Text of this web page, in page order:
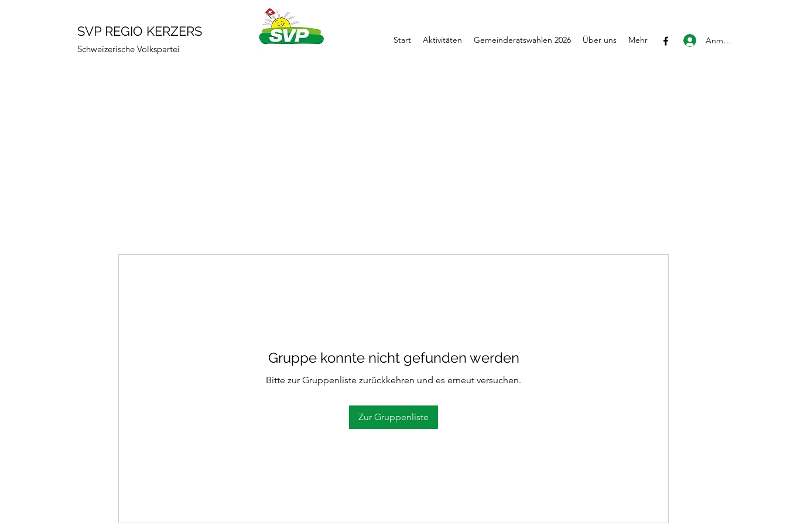
SVP REGIO KERZERS
Schweizerische Volkspartei
Start Aktivitäten Gemeinderatswahlen 2026 Über uns Mehr Anmelden
Gruppe konnte nicht gefunden werden
Bitte zur Gruppenliste zurückkehren und es erneut versuchen.
Zur Gruppenliste